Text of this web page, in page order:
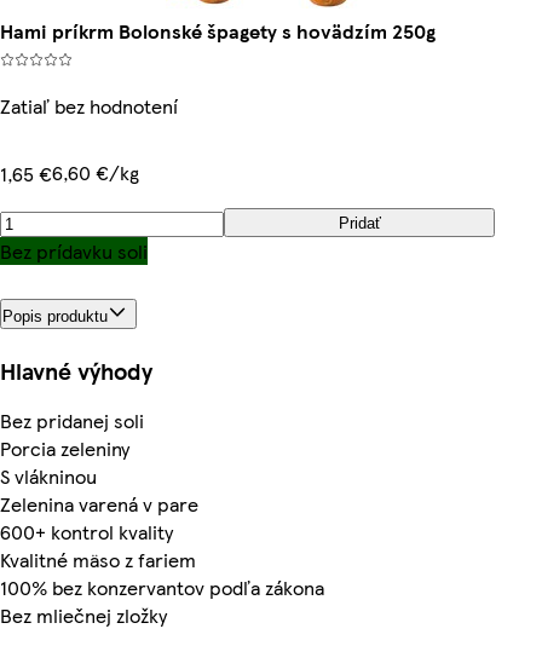
Hami príkrm Bolonské špagety s hovädzím 250g
Zatiaľ bez hodnotení
1,65 €6,60 €/kg
Pridať
Bez prídavku soli
Popis produktu
Hlavné výhody
Bez pridanej soli
Porcia zeleniny
S vlákninou
Zelenina varená v pare
600+ kontrol kvality
Kvalitné mäso z fariem
100% bez konzervantov podľa zákona
Bez mliečnej zložky